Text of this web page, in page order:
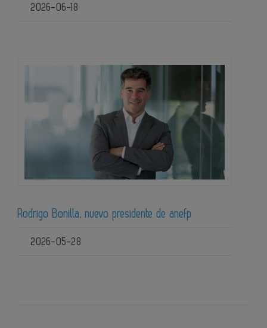
2026-06-18
Rodrigo Bonilla, nuevo presidente de anefp
2026-05-28